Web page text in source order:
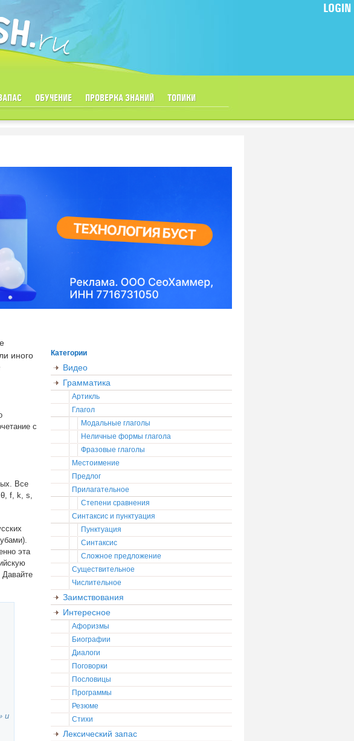
ОБУЧЕНИЕ ПРОВЕРКА ЗНАНИЙ ТОПИКИ
LOGIN
иного
с
Все
f, k, s,
эта
Давайте
и
Категории
Видео
Грамматика
Артикль
Глагол
Модальные глаголы
Неличные формы глагола
Фразовые глаголы
Местоимение
Предлог
Прилагательное
Степени сравнения
Синтаксис и пунктуация
Пунктуация
Синтаксис
Сложное предложение
Существительное
Числительное
Заимствования
Интересное
Афоризмы
Биографии
Диалоги
Поговорки
Пословицы
Программы
Резюме
Стихи
Лексический запас